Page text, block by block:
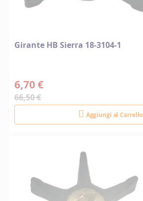
Girante HB Sierra 18-3104-1
6,70 €
66,50 €
Aggiungi al Carrello